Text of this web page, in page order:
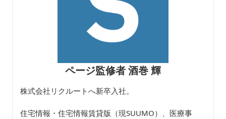
ページ監修者 酒巻 輝
株式会社リクルートへ新卒入社。
住宅情報・住宅情報賃貸版（現SUUMO）、医療事